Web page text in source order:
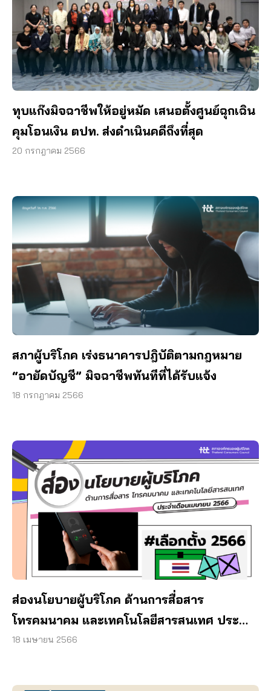
ทุบแก๊งมิจฉาชีพให้อยู่หมัด เสนอตั้งศูนย์ฉุกเฉิน
คุมโอนเงิน ตปท. ส่งดำเนินคดีถึงที่สุด
20 กรกฎาคม 2566
สภาผู้บริโภค เร่งธนาคารปฎิบัติตามกฎหมาย
“อายัดบัญชี” มิจฉาชีพทันทีที่ได้รับแจ้ง
18 กรกฎาคม 2566
ส่องนโยบายผู้บริโภค ด้านการสื่อสาร
โทรคมนาคม และเทคโนโลยีสารสนเทศ ประจำ
เดือนเมษายน 2566
18 เมษายน 2566